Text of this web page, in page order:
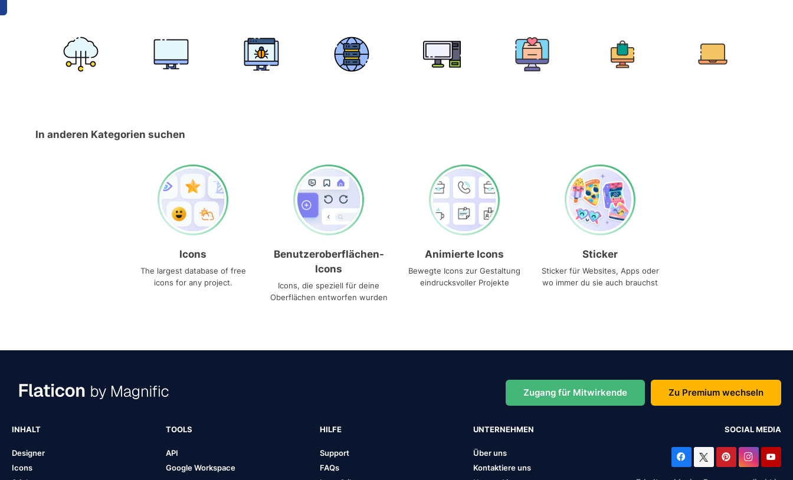
In anderen Kategorien suchen
Icons
The largest database of free
icons for any project.
Benutzeroberflächen-
Icons
Icons, die speziell für deine
Oberflächen entworfen wurden
Animierte Icons
Bewegte Icons zur Gestaltung
eindrucksvoller Projekte
Sticker
Sticker für Websites, Apps oder
wo immer du sie auch brauchst
Zugang für Mitwirkende Zu Premium wechseln
INHALT
Designer
Icons
TOOLS
API
Google Workspace
HILFE
Support
FAQs
UNTERNEHMEN
Über uns
Kontaktiere uns
SOCIAL MEDIA